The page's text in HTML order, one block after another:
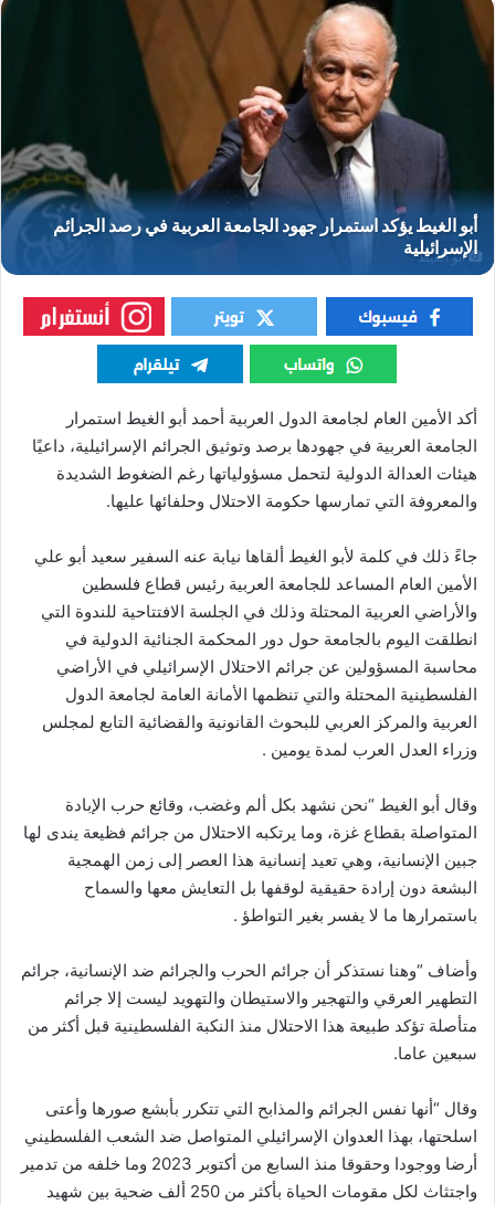
أبو الغيط
أكد الأمين العام لجامعة الدول العربية أحمد أبو الغيط استمرار
الجامعة العربية في جهودها برصد وتوثيق الجرائم الإسرائيلية، داعيًا
هيئات العدالة الدولية لتحمل مسؤولياتها رغم الضغوط الشديدة
والمعروفة التي تمارسها حكومة الاحتلال وحلفائها عليها.
جاءً ذلك في كلمة لأبو الغيط ألقاها نيابة عنه السفير سعيد أبو علي
الأمين العام المساعد للجامعة العربية رئيس قطاع فلسطين
والأراضي العربية المحتلة وذلك في الجلسة الافتتاحية للندوة التي
انطلقت اليوم بالجامعة حول دور المحكمة الجنائية الدولية في
محاسبة المسؤولين عن جرائم الاحتلال الإسرائيلي في الأراضي
الفلسطينية المحتلة والتي تنظمها الأمانة العامة لجامعة الدول
العربية والمركز العربي للبحوث القانونية والقضائية التابع لمجلس
وزراء العدل العرب لمدة يومين .
وقال أبو الغيط “نحن نشهد بكل ألم وغضب، وقائع حرب الإبادة
المتواصلة بقطاع غزة، وما يرتكبه الاحتلال من جرائم فظيعة يندى لها
جبين الإنسانية، وهي تعيد إنسانية هذا العصر إلى زمن الهمجية
البشعة دون إرادة حقيقية لوقفها بل التعايش معها والسماح
باستمرارها ما لا يفسر بغير التواطؤ .
وأضاف “وهنا نستذكر أن جرائم الحرب والجرائم ضد الإنسانية، جرائم
التطهير العرقي والتهجير والاستيطان والتهويد ليست إلا جرائم
متأصلة تؤكد طبيعة هذا الاحتلال منذ النكبة الفلسطينية قبل أكثر من
سبعين عاما.
وقال “أنها نفس الجرائم والمذابح التي تتكرر بأبشع صورها وأعتى
اسلحتها، بهذا العدوان الإسرائيلي المتواصل ضد الشعب الفلسطيني
أرضا ووجودا وحقوقا منذ السابع من أكتوبر 2023 وما خلفه من تدمير
واجتثاث لكل مقومات الحياة بأكثر من 250 ألف ضحية بين شهيد